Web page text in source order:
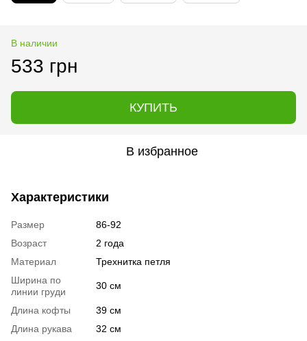
В наличии
533 грн
КУПИТЬ
В избранное
Характеристики
Размер
86-92
Возраст
2 года
Материал
Трехнитка петля
Ширина по
линии груди
30 см
Длина кофты
39 см
Длина рукава
32 см